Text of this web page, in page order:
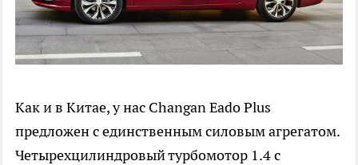
Как и в Китае, у нас Changan Eado Plus
предложен с единственным силовым агрегатом.
Четырехцилиндровый турбомотор 1.4 с